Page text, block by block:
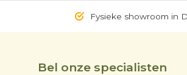
Fysieke showroom in
Bel onze specialisten